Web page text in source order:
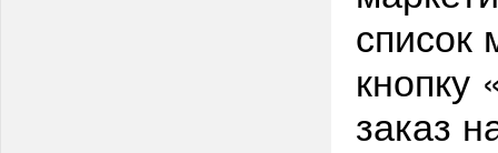
список
кнопку
заказ